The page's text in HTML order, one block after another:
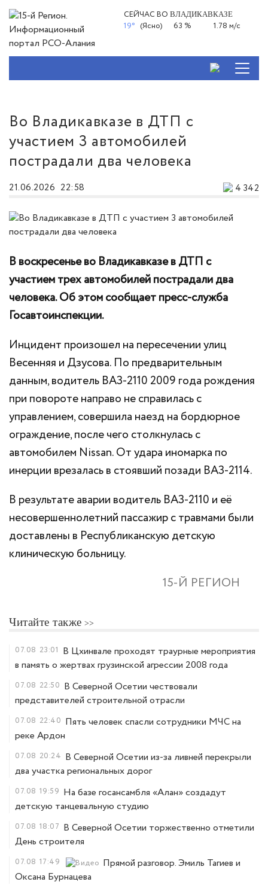
СЕЙЧАС ВОВЛАДИКАВКАЗЕ
19° (Ясно) 63 % 1.78 м/с
Во Владикавказе в ДТП с
участием 3 автомобилей
пострадали два человека
21.06.2026 22:58 4 342
В воскресенье во Владикавказе в ДТП с
участием трех автомобилей пострадали два
человекa. Об этом сообщает пресс-служба
Госавтоинспекции.
Инцидент произошел на пересечении улиц
Весенняя и Дзусова. По предварительным
данным, водитель ВАЗ-2110 2009 года рождения
при повороте направо не справилась с
управлением, совершила наезд на бордюрное
ограждение, после чего столкнулась с
автомобилем Nissan. От удара иномарка по
инерции врезалась в стоявший позади ВАЗ-2114.
В результате аварии водитель ВАЗ-2110 и её
несовершеннолетний пассажир с травмами были
доставлены в Республиканскую детскую
клиническую больницу.
15-Й РЕГИОН
Читайте также
07.08 23:01 В Цхинвале проходят траурные мероприятия
в память о жертвах грузинской агрессии 2008 года
07.08 22:50 В Северной Осетии чествовали
представителей строительной отрасли
07.08 22:40 Пять человек спасли сотрудники МЧС на
реке Ардон
07.08 20:24 В Северной Осетии из-за ливней перекрыли
два участка региональных дорог
07.08 19:59 На базе госансамбля «Алан» создадут
детскую танцевальную студию
07.08 18:07 В Северной Осетии торжественно отметили
День строителя
07.08 17:49
Прямой разговор. Эмиль Тагиев и
Оксана Бурнацева